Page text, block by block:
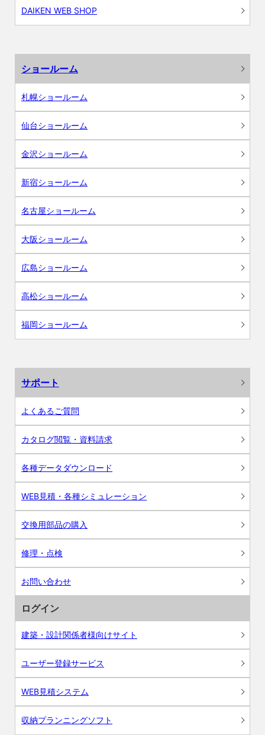
DAIKEN WEB SHOP
ショールーム
札幌ショールーム
仙台ショールーム
金沢ショールーム
新宿ショールーム
名古屋ショールーム
大阪ショールーム
広島ショールーム
高松ショールーム
福岡ショールーム
サポート
よくあるご質問
カタログ閲覧・資料請求
各種データダウンロード
WEB見積・各種シミュレーション
交換用部品の購入
修理・点検
お問い合わせ
ログイン
建築・設計関係者様向けサイト
ユーザー登録サービス
WEB見積システム
収納プランニングソフト